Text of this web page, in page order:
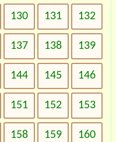
130 131 132
137 138 139
144 145 146
151 152 153
158 159 160